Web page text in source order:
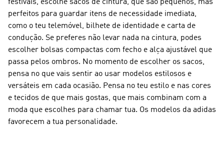
festivais, escolhe sacos de cintura, que são pequenos, mas
perfeitos para guardar itens de necessidade imediata,
como o teu telemóvel, bilhete de identidade e carta de
condução. Se preferes não levar nada na cintura, podes
escolher bolsas compactas com fecho e alça ajustável que
passa pelos ombros. No momento de escolher os sacos,
pensa no que vais sentir ao usar modelos estilosos e
versáteis em cada ocasião. Pensa no teu estilo e nas cores
e tecidos de que mais gostas, que mais combinam com a
moda que escolhes para chamar tua. Os modelos da adidas
favorecem a tua personalidade.